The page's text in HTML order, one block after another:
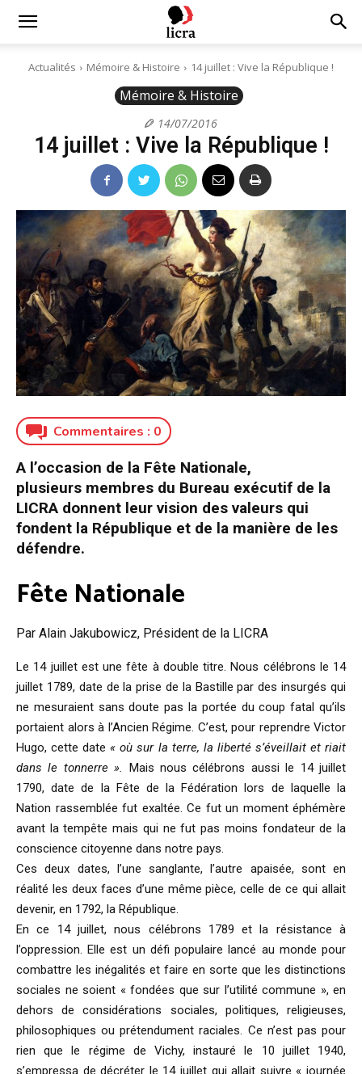
Licra
depuis
1927
Actualités Mémoire & Histoire 14 juillet : Vive la République !
Mémoire & Histoire
14/07/2016
14 juillet : Vive la République !
Commentaires : 0
A l’occasion de la Fête Nationale,
plusieurs membres du Bureau exécutif de la
LICRA donnent leur vision des valeurs qui
fondent la République et de la manière de les
défendre.
Fête Nationale
Par Alain Jakubowicz, Président de la LICRA
Le 14 juillet est une fête à double titre. Nous célébrons le 14
juillet 1789, date de la prise de la Bastille par des insurgés qui
ne mesuraient sans doute pas la portée du coup fatal qu’ils
portaient alors à l’Ancien Régime. C’est, pour reprendre Victor
Hugo, cette date« où sur la terre, la liberté s’éveillait et riait
dans le tonnerre ». Mais nous célébrons aussi le 14 juillet
1790, date de la Fête de la Fédération lors de laquelle la
Nation rassemblée fut exaltée. Ce fut un moment éphémère
avant la tempête mais qui ne fut pas moins fondateur de la
conscience citoyenne dans notre pays.
Ces deux dates, l’une sanglante, l’autre apaisée, sont en
réalité les deux faces d’une même pièce, celle de ce qui allait
devenir, en 1792, la République.
En ce 14 juillet, nous célébrons 1789 et la résistance à
l’oppression. Elle est un défi populaire lancé au monde pour
combattre les inégalités et faire en sorte que les distinctions
sociales ne soient « fondées que sur l’utilité commune », en
dehors de considérations sociales, politiques, religieuses,
philosophiques ou prétendument raciales. Ce n’est pas pour
rien que le régime de Vichy, instauré le 10 juillet 1940,
s’empressa de décréter le 14 juillet qui allait suivre « journée